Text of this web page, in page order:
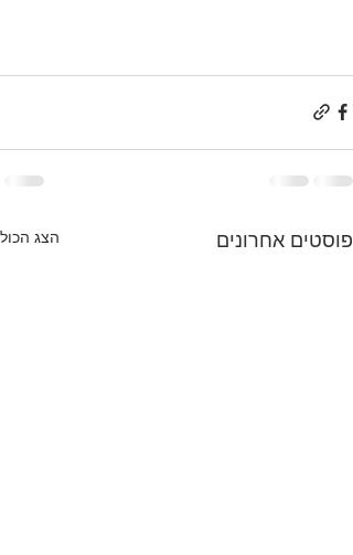
פוסטים אחרונים הצג הכול